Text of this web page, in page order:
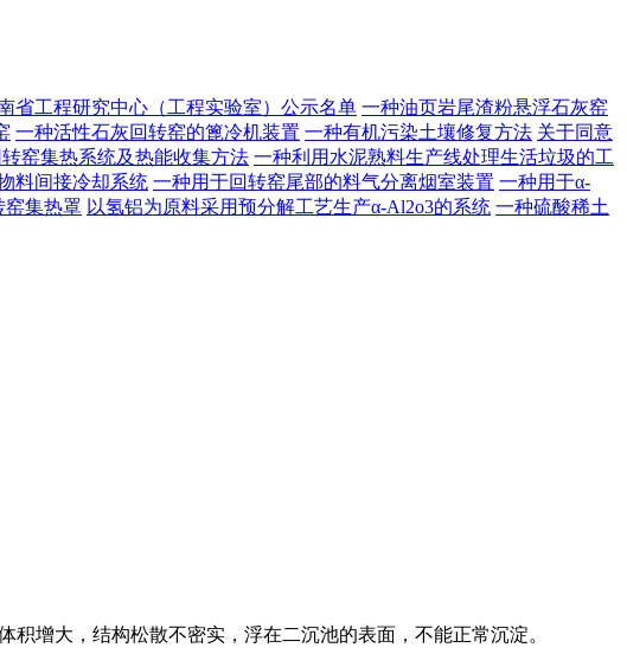
省工程研究中心（工程实验室）公示名单 一种油页岩尾渣粉悬浮石灰窑
一种活性石灰回转窑的篦冷机装置 一种有机污染土壤修复方法 关于同意
窑集热系统及热能收集方法 一种利用水泥熟料生产线处理生活垃圾的工
料间接冷却系统 一种用于回转窑尾部的料气分离烟室装置 一种用于α-
窑集热罩 以氢铝为原料采用预分解工艺生产α-Al2o3的系统 一种硫酸稀土
增大，结构松散不密实，浮在二沉池的表面，不能正常沉淀。